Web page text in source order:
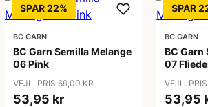
SPAR 22%
BC GARN
BC Garn Semilla Melange
06 Pink
VEJL. PRIS 69,00 KR
53,95 kr
SPAR
BC GARN
BC Garn
07
VEJL.
53,95